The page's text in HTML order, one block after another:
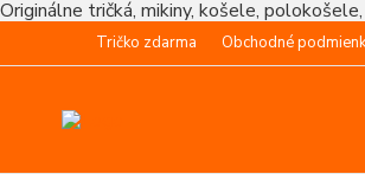
Originálne tričká, mikiny, košele,
Tričko zdarma Obchodné